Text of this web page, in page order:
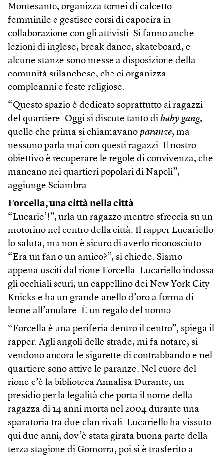
Montesanto, organizza tornei di calcetto
femminile e gestisce corsi di capoeira in
collaborazione con gli attivisti. Si fanno anche
lezioni di inglese, break dance, skateboard, e
alcune stanze sono messe a disposizione della
comunità srilanchese, che ci organizza
compleanni e feste religiose.
“Questo spazio è dedicato soprattutto ai ragazzi
del quartiere. Oggi si discute tanto di baby gang,
quelle che prima si chiamavano paranze, ma
nessuno parla mai con questi ragazzi. Il nostro
obiettivo è recuperare le regole di convivenza, che
mancano nei quartieri popolari di Napoli”,
aggiunge Sciambra.
Forcella, una città nella città
“Lucarie’!”, urla un ragazzo mentre sfreccia su un
motorino nel centro della città. Il rapper Lucariello
lo saluta, ma non è sicuro di averlo riconosciuto.
“Era un fan o un amico?”, si chiede. Siamo
appena usciti dal rione Forcella. Lucariello indossa
gli occhiali scuri, un cappellino dei New York City
Knicks e ha un grande anello d’oro a forma di
leone all’anulare. È un regalo del nonno.
“Forcella è una periferia dentro il centro”, spiega il
rapper. Agli angoli delle strade, mi fa notare, si
vendono ancora le sigarette di contrabbando e nel
quartiere sono attive le paranze. Nel cuore del
rione c’è la biblioteca Annalisa Durante, un
presidio per la legalità che porta il nome della
ragazza di 14 anni morta nel 2004 durante una
sparatoria tra due clan rivali. Lucariello ha vissuto
qui due anni, dov’è stata girata buona parte della
terza stagione di Gomorra, poi si è trasferito a